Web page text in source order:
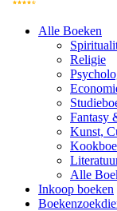
Alle Boeken
Religie
Fantasy
Kunst,
Alle
Inkoop boeken